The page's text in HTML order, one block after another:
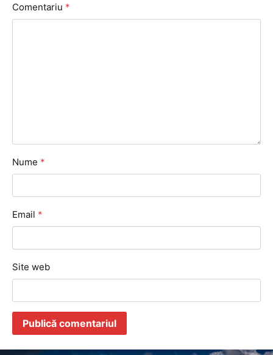
Comentariu *
Nume *
Email *
Site web